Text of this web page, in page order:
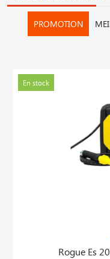
PROMOTION
En stock
Rogue Es